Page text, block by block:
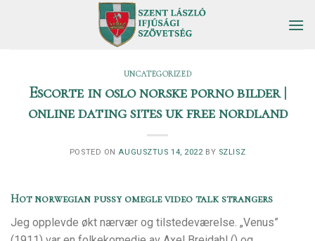
UNCATEGORIZED
Escorte in oslo norske porno bilder |
online dating sites uk free nordland
POSTED ON AUGUSZTUS 14, 2022 BY SZLISZ
Hot norwegian pussy omegle video talk strangers
Jeg opplevde økt nærvær og tilstedeværelse. „Venus”